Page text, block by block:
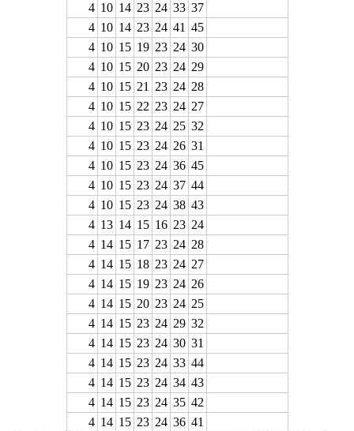
4 10 14 23 24 33 37
4 10 14 23 24 41 45
4 10 15 19 23 24 30
4 10 15 20 23 24 29
4 10 15 21 23 24 28
4 10 15 22 23 24 27
4 10 15 23 24 25 32
4 10 15 23 24 26 31
4 10 15 23 24 36 45
4 10 15 23 24 37 44
4 10 15 23 24 38 43
4 13 14 15 16 23 24
4 14 15 17 23 24 28
4 14 15 18 23 24 27
4 14 15 19 23 24 26
4 14 15 20 23 24 25
4 14 15 23 24 29 32
4 14 15 23 24 30 31
4 14 15 23 24 33 44
4 14 15 23 24 34 43
4 14 15 23 24 35 42
4 14 15 23 24 36 41